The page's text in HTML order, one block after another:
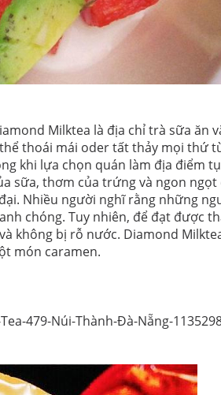
Milktea là địa chỉ trà sữa ăn
thoái mái oder tất thảy mọi thứ
khi lựa chọn quán làm địa điểm
sữa, thơm của trứng và ngon
Nhiều người nghĩ rằng những
chóng. Tuy nhiên, để đạt được
không bị rỗ nước. Diamond
món caramen.
479-Núi-Thành-Đà-Nẵng-